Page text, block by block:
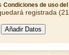
Condiciones de uso del
registrada